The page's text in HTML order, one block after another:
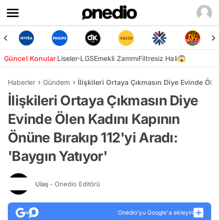
Güncel KonularLiseler-LGSEmekli ZammıFiltresiz Hali😱
Haberler Gündem İlişkileri Ortaya Çıkmasın Diye Evinde
İlişkileri Ortaya Çıkmasın Diye
Evinde Ölen Kadını Kapının
Önüne Bırakıp 112'yi Aradı:
'Baygın Yatıyor'
Ulaş - Onedio Editörü
Onedio’yu Google'a ekleyin